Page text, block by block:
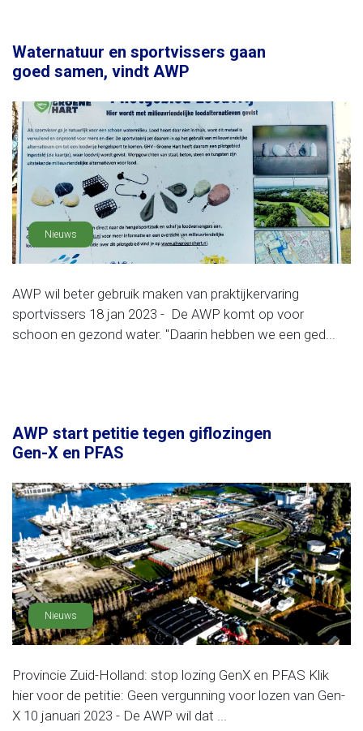
Waternatuur en sportvissers gaan
goed samen, vindt AWP
Nieuws
AWP wil beter gebruik maken van praktijkervaring
sportvissers 18 jan 2023 - De AWP komt op voor
schoon en gezond water. "Daarin hebben we een ged...
AWP start petitie tegen giflozingen
Gen-X en PFAS
Nieuws
Provincie Zuid-Holland: stop lozing GenX en PFAS Klik
hier voor de petitie: Geen vergunning voor lozen van Gen-
X 10 januari 2023 - De AWP wil dat ...